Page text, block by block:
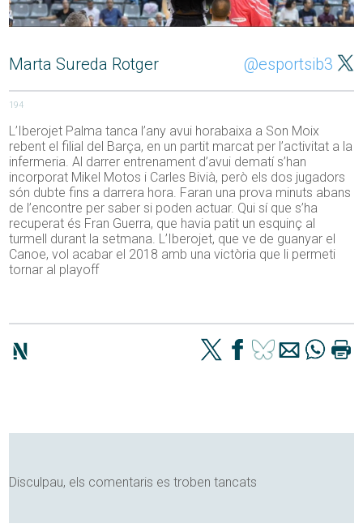
Marta Sureda Rotger @esportsib3
194
L’Iberojet Palma tanca l’any avui horabaixa a Son Moix
rebent el filial del Barça, en un partit marcat per l’activitat a la
infermeria. Al darrer entrenament d’avui dematí s’han
incorporat Mikel Motos i Carles Bivià, però els dos jugadors
són dubte fins a darrera hora. Faran una prova minuts abans
de l’encontre per saber si poden actuar. Qui sí que s’ha
recuperat és Fran Guerra, que havia patit un esquinç al
turmell durant la setmana. L’Iberojet, que ve de guanyar el
Canoe, vol acabar el 2018 amb una victòria que li permeti
tornar al playoff
Disculpau, els comentaris es troben tancats